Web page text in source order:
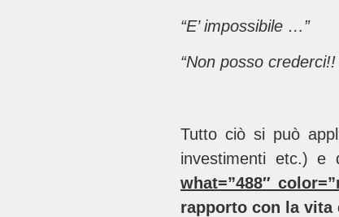
“E’ impossibile …”
“Non posso
Tutto ciò si può
investimenti etc.) e
what=”488″
rapporto con la